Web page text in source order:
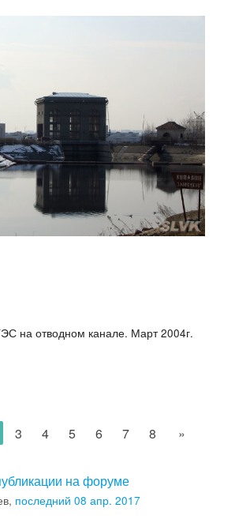
на отводном канале. Март 2004г.
3 4 5 6 7 8 »
на форуме
последний 08 апр. 2017